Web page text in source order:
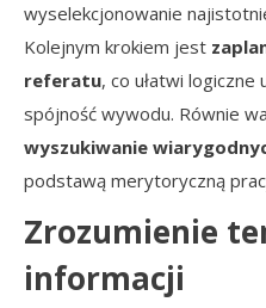
wyselekcjonowanie
Kolejnym krokiem jest
referatu, co ułatwi logiczne
spójność wywodu. Równie
wyszukiwanie
podstawą merytoryczną
Zrozumienie
informacji